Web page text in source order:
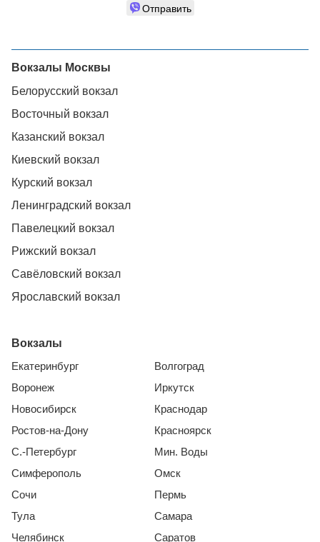
Отправить
Вокзалы Москвы
Белорусский вокзал
Восточный вокзал
Казанский вокзал
Киевский вокзал
Курский вокзал
Ленинградский вокзал
Павелецкий вокзал
Рижский вокзал
Савёловский вокзал
Ярославский вокзал
Вокзалы
Екатеринбург
Воронеж
Новосибирск
Ростов-на-Дону
С.-Петербург
Симферополь
Сочи
Тула
Челябинск
Волгоград
Иркутск
Краснодар
Красноярск
Мин. Воды
Омск
Пермь
Самара
Саратов